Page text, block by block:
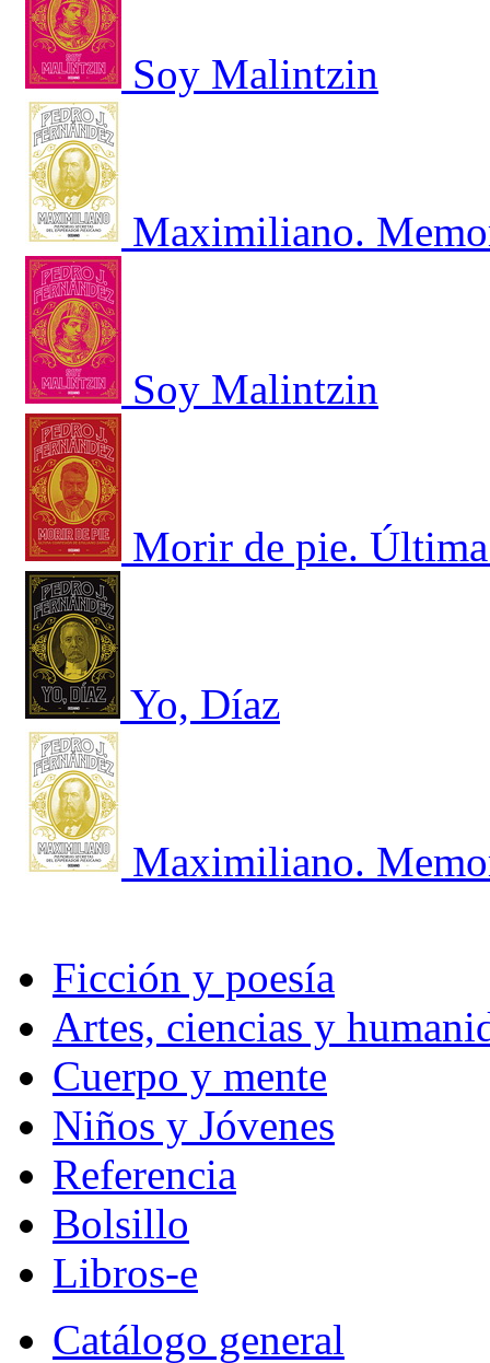
Soy Malintzin
Maximiliano.
Soy Malintzin
Morir de pie.
Yo, Díaz
Maximiliano.
Ficción y poesía
Artes, ciencias y
Cuerpo y mente
Niños y Jóvenes
Referencia
Bolsillo
Libros-e
Catálogo general